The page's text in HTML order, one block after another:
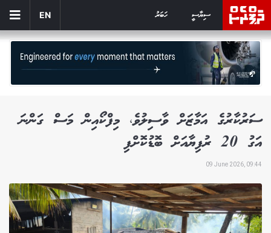
ސިޔާސީ ހަބަރު EN
ސަރުކާރުގެ އަމާޒަށް ވާސިލުވެ، މިފްކޯއިން މަސް ގަންނަ
އަގު 20 ރުފިޔާއަށް ބޮޑުކޮށްފި
09 June 2026, 09:44